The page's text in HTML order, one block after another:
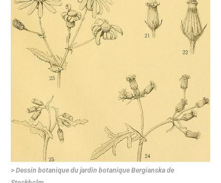
> Dessin botanique du jardin botanique Bergianska de